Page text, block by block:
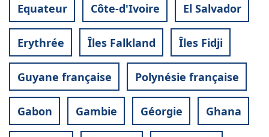
Equateur Côte-d'Ivoire El Salvador
Erythrée Îles Falkland Îles Fidji
Guyane française Polynésie française
Gabon Gambie Géorgie Ghana